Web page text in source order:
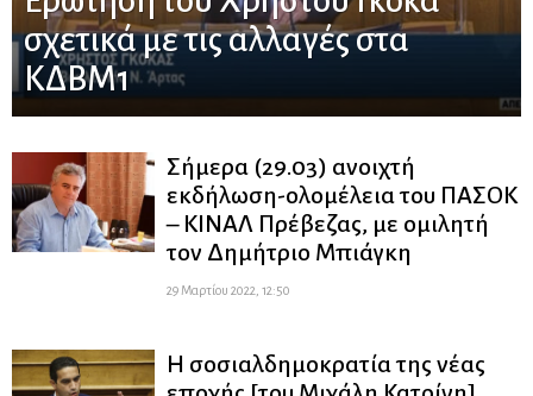
σχετικά με τις αλλαγές στα
ΚΔΒΜ1
Σήμερα (29.03) ανοιχτή
εκδήλωση-ολομέλεια του ΠΑΣΟΚ
– ΚΙΝΑΛ Πρέβεζας, με ομιλητή
τον Δημήτριο Μπιάγκη
29 Μαρτίου 2022, 12:50
Η σοσιαλδημοκρατία της νέας